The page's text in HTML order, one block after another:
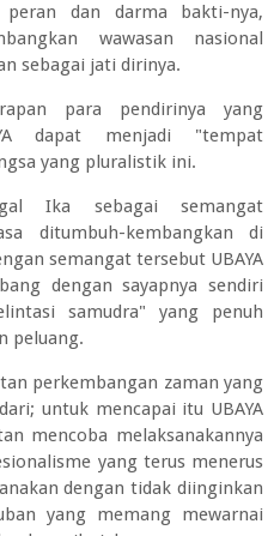
peran dan darma bakti-nya,
wawasan nasional
sebagai jati dirinya.
para pendirinya yang
dapat menjadi "tempat
yang pluralistik ini.
Ika sebagai semangat
ditumbuh-kembangkan di
semangat tersebut UBAYA
dengan sayapnya sendiri
samudra" yang penuh
peluang.
perkembangan zaman yang
untuk mencapai itu UBAYA
mencoba melaksanakannya
yang terus menerus
dengan tidak diinginkan
yang memang mewarnai